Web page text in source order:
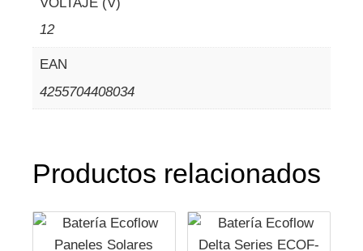
12
EAN
4255704408034
Productos relacionados